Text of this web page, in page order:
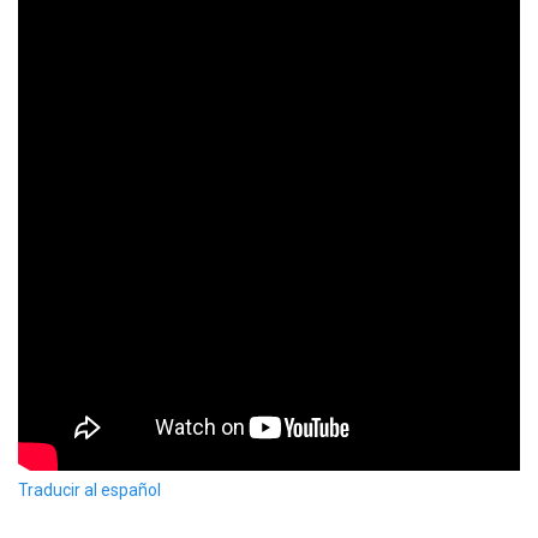
Traducir al español